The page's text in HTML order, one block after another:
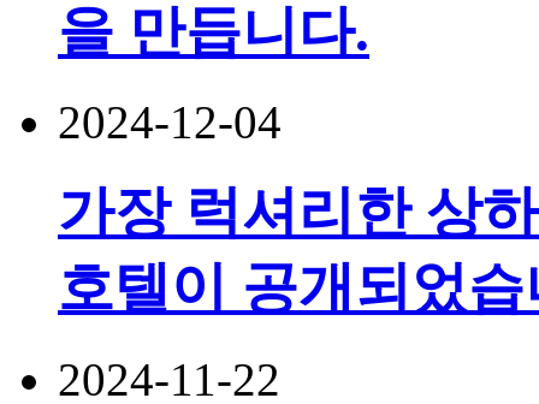
을 만듭니다.
2024-12-04
가장 럭셔리한 상
호텔이 공개되었
2024-11-22